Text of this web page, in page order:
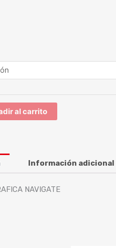
al carrito
Información adicional
NAVIGATE